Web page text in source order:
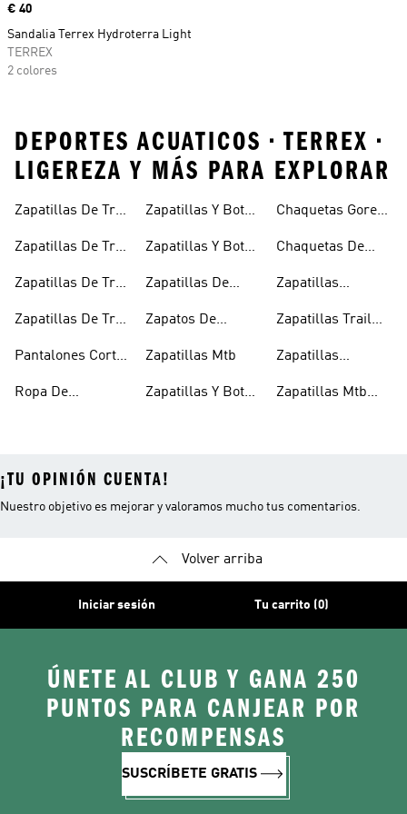
Precio
€ 40
Sandalia Terrex Hydroterra Light
TERREX
2 colores
DEPORTES ACUATICOS • TERREX •
LIGEREZA Y MÁS PARA EXPLORAR
Zapatillas De Trail
Zapatillas De Trail
Impermeables
Zapatillas De Trail
Hombre
Zapatillas De Trail
Mujer
Pantalones Cortos
Running
Ropa De
Zapatillas Y Botas
Zapatillas Y Botas
Para Hombre
Zapatillas De
Mujer
Zapatos De
Zapatillas Mtb
Zapatillas Y Botas
Chaquetas Gore-
Chaquetas De
Zapatillas
Zapatillas Trail
Zapatillas
Zapatillas Mtb
¡TU OPINIÓN CUENTA!
Nuestro objetivo es mejorar y valoramos mucho tus comentarios.
Volver arriba
Iniciar sesión Tu carrito (0)
ÚNETE AL CLUB Y GANA 250
PUNTOS PARA CANJEAR POR
RECOMPENSAS
SUSCRÍBETE GRATIS